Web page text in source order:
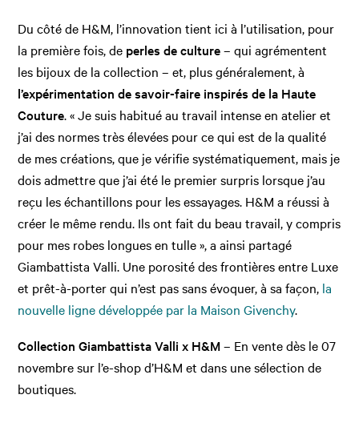
Du côté de H&M, l’innovation tient ici à l’utilisation, pour
la première fois, de perles de culture– qui agrémentent
les bijoux de la collection – et, plus généralement, à
l’expérimentation de savoir-faire inspirés de la Haute
Couture. « Je suis habitué au travail intense en atelier et
j’ai des normes très élevées pour ce qui est de la qualité
de mes créations, que je vérifie systématiquement, mais je
dois admettre que j’ai été le premier surpris lorsque j’au
reçu les échantillons pour les essayages. H&M a réussi à
créer le même rendu. Ils ont fait du beau travail, y compris
pour mes robes longues en tulle », a ainsi partagé
Giambattista Valli. Une porosité des frontières entre Luxe
et prêt-à-porter qui n’est pas sans évoquer, à sa façon, la
nouvelle ligne développée par la Maison Givenchy.
Collection Giambattista Valli x H&M– En vente dès le 07
novembre sur l’e-shop d’H&M et dans une sélection de
boutiques.